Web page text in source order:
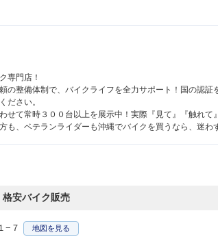
専門店！
の整備体制で、バイクライフを全力サポート！国の認
ださい。
せて常時３００台以上を展示中！実際『見て』『触れて
も、ベテランライダーも沖縄でバイクを買うなら、迷わ
安バイク販売
−７ 地図を見る